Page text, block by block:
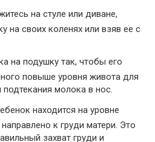
на стуле или диване,
на своих коленях или взяв ее с
на подушку так, чтобы его
повыше уровня живота для
молока в нос.
находится на уровне
к груди матери. Это
захват груди и